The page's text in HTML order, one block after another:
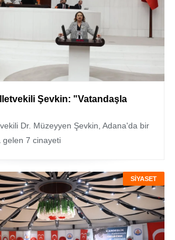
Şevkin: "Vatandaşla
Dr. Müzeyyen Şevkin, Adana'da bir
gelen 7 cinayeti
SİYASET